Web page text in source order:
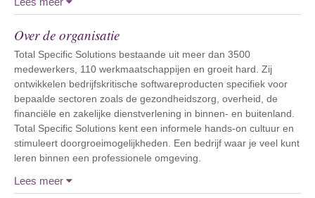
Over de organisatie
Total Specific Solutions bestaande uit meer dan 3500
medewerkers, 110 werkmaatschappijen en groeit hard. Zij
ontwikkelen bedrijfskritische softwareproducten specifiek voor
bepaalde sectoren zoals de gezondheidszorg, overheid, de
financiële en zakelijke dienstverlening in binnen- en buitenland.
Total Specific Solutions kent een informele hands-on cultuur en
stimuleert doorgroeimogelijkheden. Een bedrijf waar je veel kunt
leren binnen een professionele omgeving.
Lees meer